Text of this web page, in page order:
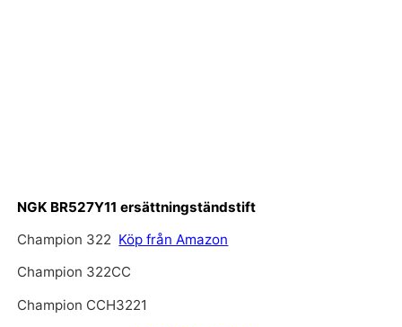
NGK BR527Y11 ersättningständstift
Champion 322 Köp från Amazon
Champion 322CC
Champion CCH3221